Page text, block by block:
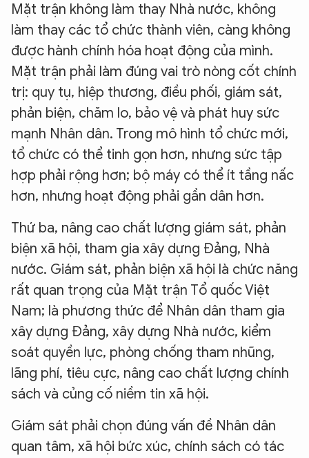
Mặt trận không làm thay Nhà nước, không
làm thay các tổ chức thành viên, càng không
được hành chính hóa hoạt động của mình.
Mặt trận phải làm đúng vai trò nòng cốt chính
trị: quy tụ, hiệp thương, điều phối, giám sát,
phản biện, chăm lo, bảo vệ và phát huy sức
mạnh Nhân dân. Trong mô hình tổ chức mới,
tổ chức có thể tinh gọn hơn, nhưng sức tập
hợp phải rộng hơn; bộ máy có thể ít tầng nấc
hơn, nhưng hoạt động phải gần dân hơn.
Thứ ba, nâng cao chất lượng giám sát, phản
biện xã hội, tham gia xây dựng Đảng, Nhà
nước. Giám sát, phản biện xã hội là chức năng
rất quan trọng của Mặt trận Tổ quốc Việt
Nam; là phương thức để Nhân dân tham gia
xây dựng Đảng, xây dựng Nhà nước, kiểm
soát quyền lực, phòng chống tham nhũng,
lãng phí, tiêu cực, nâng cao chất lượng chính
sách và củng cố niềm tin xã hội.
Giám sát phải chọn đúng vấn đề Nhân dân
quan tâm, xã hội bức xúc, chính sách có tác